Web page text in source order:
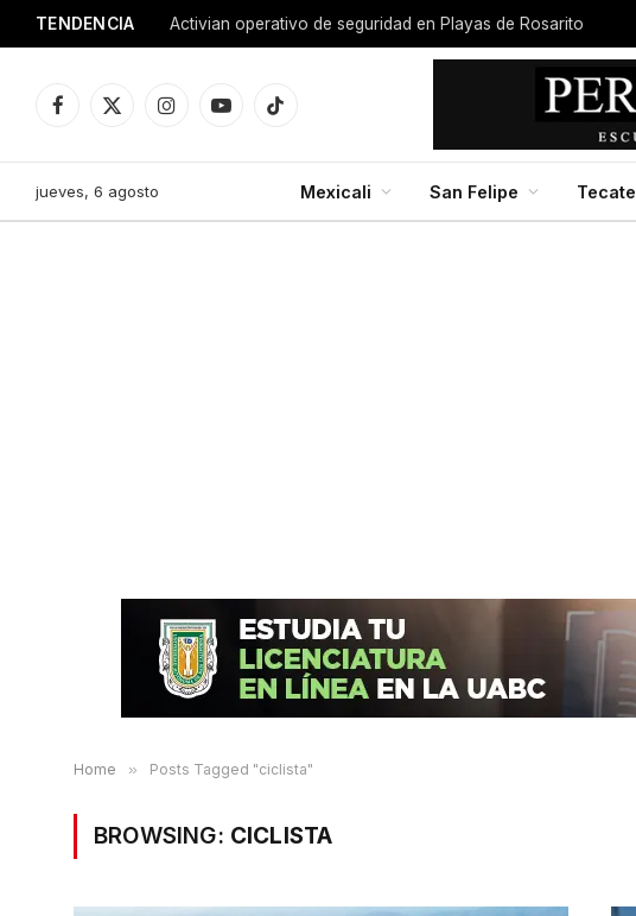
TENDENCIA Activian operativo de seguridad en Playas de Rosarito
Facebook
X
InstagramYouTubeTikTok
jueves, 6 agosto Mexicali San Felipe Tecate
Home » Posts Tagged "ciclista"
BROWSING: CICLISTA